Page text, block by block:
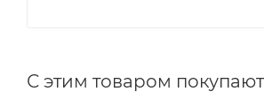
С этим товаром покупают